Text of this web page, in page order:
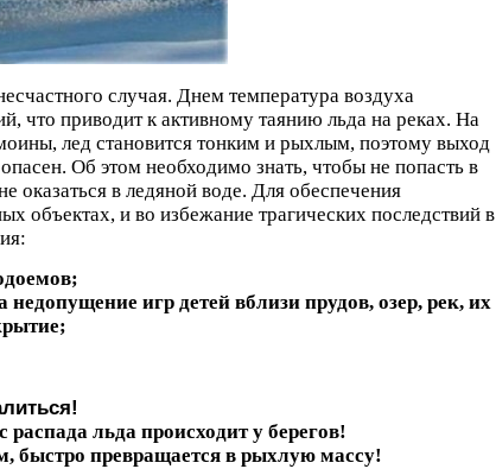
случая. Днем температура воздуха
что приводит к активному таянию льда на реках. На
лед становится тонким и рыхлым, поэтому выход
опасен. Об этом необходимо знать, чтобы не попасть в
оказаться в ледяной воде. Для обеспечения
объектах, и во избежание трагических последствий в
недопущение игр детей вблизи прудов, озер, рек, их
распада льда происходит у берегов!
быстро превращается в рыхлую массу!